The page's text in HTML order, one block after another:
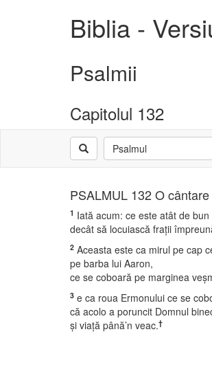
Biblia -
Psalmii
Capitolul 132
Psalmul
PSALMUL 132 O
1 Iată acum: ce este atât de
decât să locuiască fraţii
2 Aceasta este ca mirul pe cap
pe barba lui Aaron,
ce se coboară pe marginea
3 e ca roua Ermonului ce se
că acolo a poruncit Domnul
şi viaţă până’n veac.†